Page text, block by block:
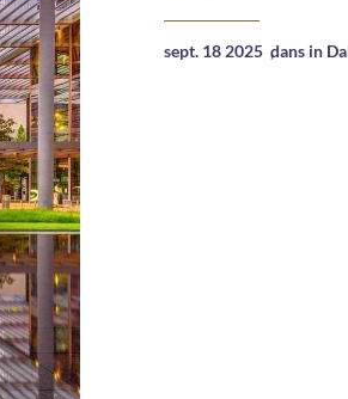
sept. 18 2025 ,dans in